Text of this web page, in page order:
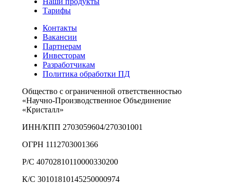
Тарифы
Контакты
Вакансии
Партнерам
Инвесторам
Разработчикам
Политика обработки ПД
Общество с ограниченной ответственностью
«Научно-Производственное Объединение
«Кристалл»
ИНН/КПП 2703059604/270301001
ОГРН 1112703001366
Р/С 40702810110000330200
К/С 30101810145250000974